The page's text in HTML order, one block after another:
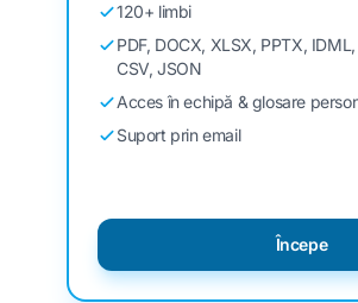
120+ limbi
PDF, DOCX, XLSX, PPTX,
CSV, JSON
Acces în echipă & glosare
Suport prin email
Începe